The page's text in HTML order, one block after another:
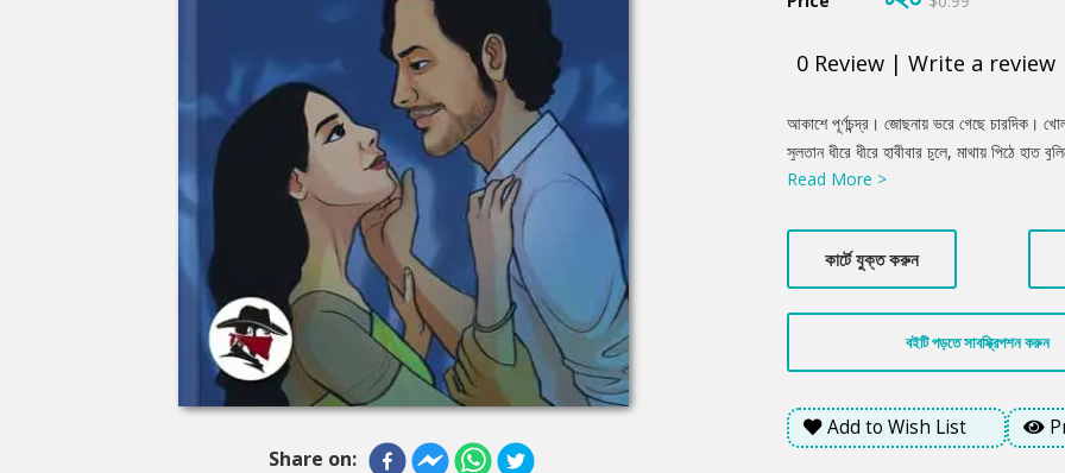
Share on:
0 Review | Write a review
Product
Summery
আকাশে পূর্ণচন্দ্র। জোছনায় ভরে গেছে চারদিক।
সুলতান ধীরে ধীরে হাবীবার চুলে, মাথায় পিঠে হাত
সুরভি নিয়ে মৃদু সমীরণ তাদের সাদর সম্ভাষণ জানিয়ে
বুকে মুখ গুঁজে বলে হাবীবা, ‘ওগো, তুমি যে তার চেয়েও
হাবীবাকে নিবিড়ভাবে বুকে চেপে ধরে আবেগভরা কণ্ঠে
Read More >
কার্টে যুক্ত করুন
বইটি পড়তে সাবস্ক্রিপশন করুন
Add to Wish List